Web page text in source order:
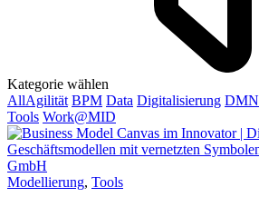
Kategorie wählen
AllAgilität BPM Data Digitalisierung DMN
Tools Work@MID
Modellierung, Tools